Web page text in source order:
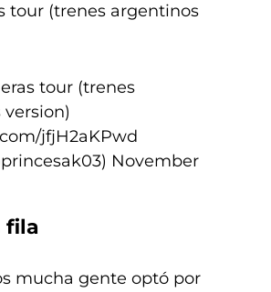
tour (trenes argentinos
tour (trenes
jfjH2aKPwd
November
fila
mucha gente optó por